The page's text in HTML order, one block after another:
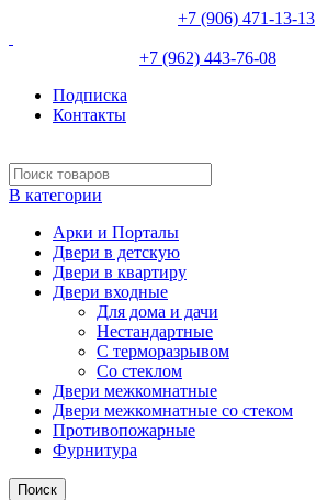
+7 (906) 471-13-13
+7 (962) 443-76-08
Подписка
Контакты
В категории
Арки и Порталы
Двери в детскую
Двери в квартиру
Двери входные
Для дома и дачи
Нестандартные
С терморазрывом
Со стеклом
Двери межкомнатные
Двери межкомнатные со стеком
Противопожарные
Фурнитура
Поиск